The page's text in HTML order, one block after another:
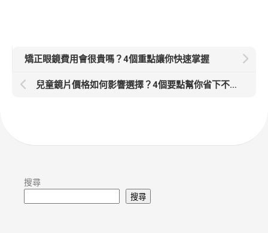
矯正眼鏡費用會很貴嗎？4個重點讓你快速掌握
兒童鏡片價格如何影響選擇？4個要點幫你省下不必要開銷
搜尋
搜尋